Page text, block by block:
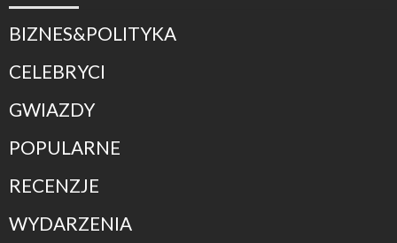
BIZNES&POLITYKA
CELEBRYCI
GWIAZDY
POPULARNE
RECENZJE
WYDARZENIA